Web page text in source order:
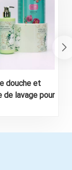
douche et
lavage pour